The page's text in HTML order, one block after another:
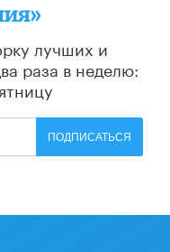
лучших и
раза в неделю:
ПОДПИСАТЬСЯ